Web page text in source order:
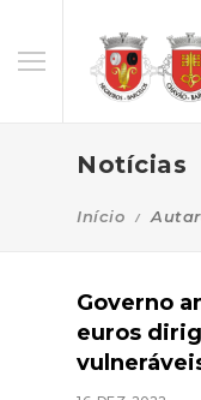
Notícias
Início
Governo
euros